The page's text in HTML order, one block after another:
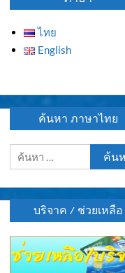
ไทย
English
ค้นหา ภาษาไทย
ค้นหา
สำหรับ:
บริจาค / ช่วยเหลือ